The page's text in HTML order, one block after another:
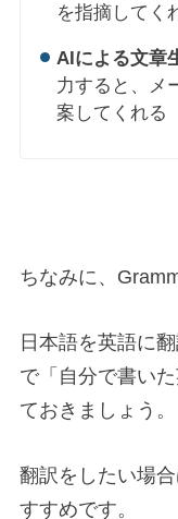
を指摘してく
AIによる文章
力すると、メ
案してくれる
ちなみに、
日本語を英語に
で「自分で書い
ておきましょう。
翻訳をしたい場
すすめです。